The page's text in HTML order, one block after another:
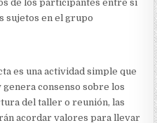
de los participantes entre sí
sujetos en el grupo
es una actividad simple que
consenso sobre los
del taller o reunión, las
acordar valores para llevar